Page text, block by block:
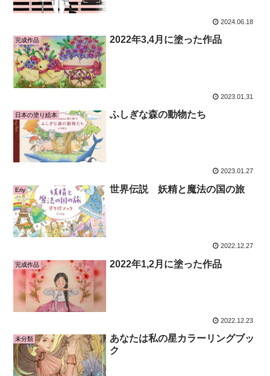
2024.06.18
完成作品 2022年3,4月に塗った作品
2023.01.31
日本の塗り絵本 ふしぎな森の動物たち
2023.01.27
Eriy 世界伝説 妖精と魔法の国の旅
2022.12.27
完成作品 2022年1,2月に塗った作品
2022.12.23
未分類
あなたは私の星カラーリングブッ
ク